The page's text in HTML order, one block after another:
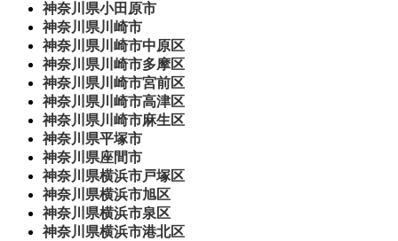
神奈川県小田原市
神奈川県川崎市
神奈川県川崎市中原区
神奈川県川崎市多摩区
神奈川県川崎市宮前区
神奈川県川崎市高津区
神奈川県川崎市麻生区
神奈川県平塚市
神奈川県座間市
神奈川県横浜市戸塚区
神奈川県横浜市旭区
神奈川県横浜市泉区
神奈川県横浜市港北区